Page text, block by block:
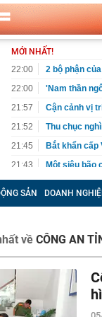
MỚI NHẤT!
22:00
2 bộ phận
22:00
'Nam thần
21:57
Cận cảnh vị
21:52
Thu chục
21:45
Bắt khẩn cấp
21:43
Một siêu bão
trong lịch sử
21:34
"Tiền làm ra
21:23
NSƯT Thành
21:18
Cuộc đua
21:18
Sáng mai,
21:17
Nghệ sĩ Việt
chắc chắn
SẢN DOANH
về CÔNG AN